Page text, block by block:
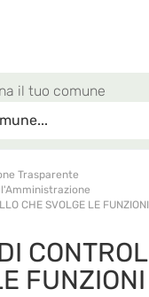
il tuo comune
Trasparente
CHE SVOLGE LE